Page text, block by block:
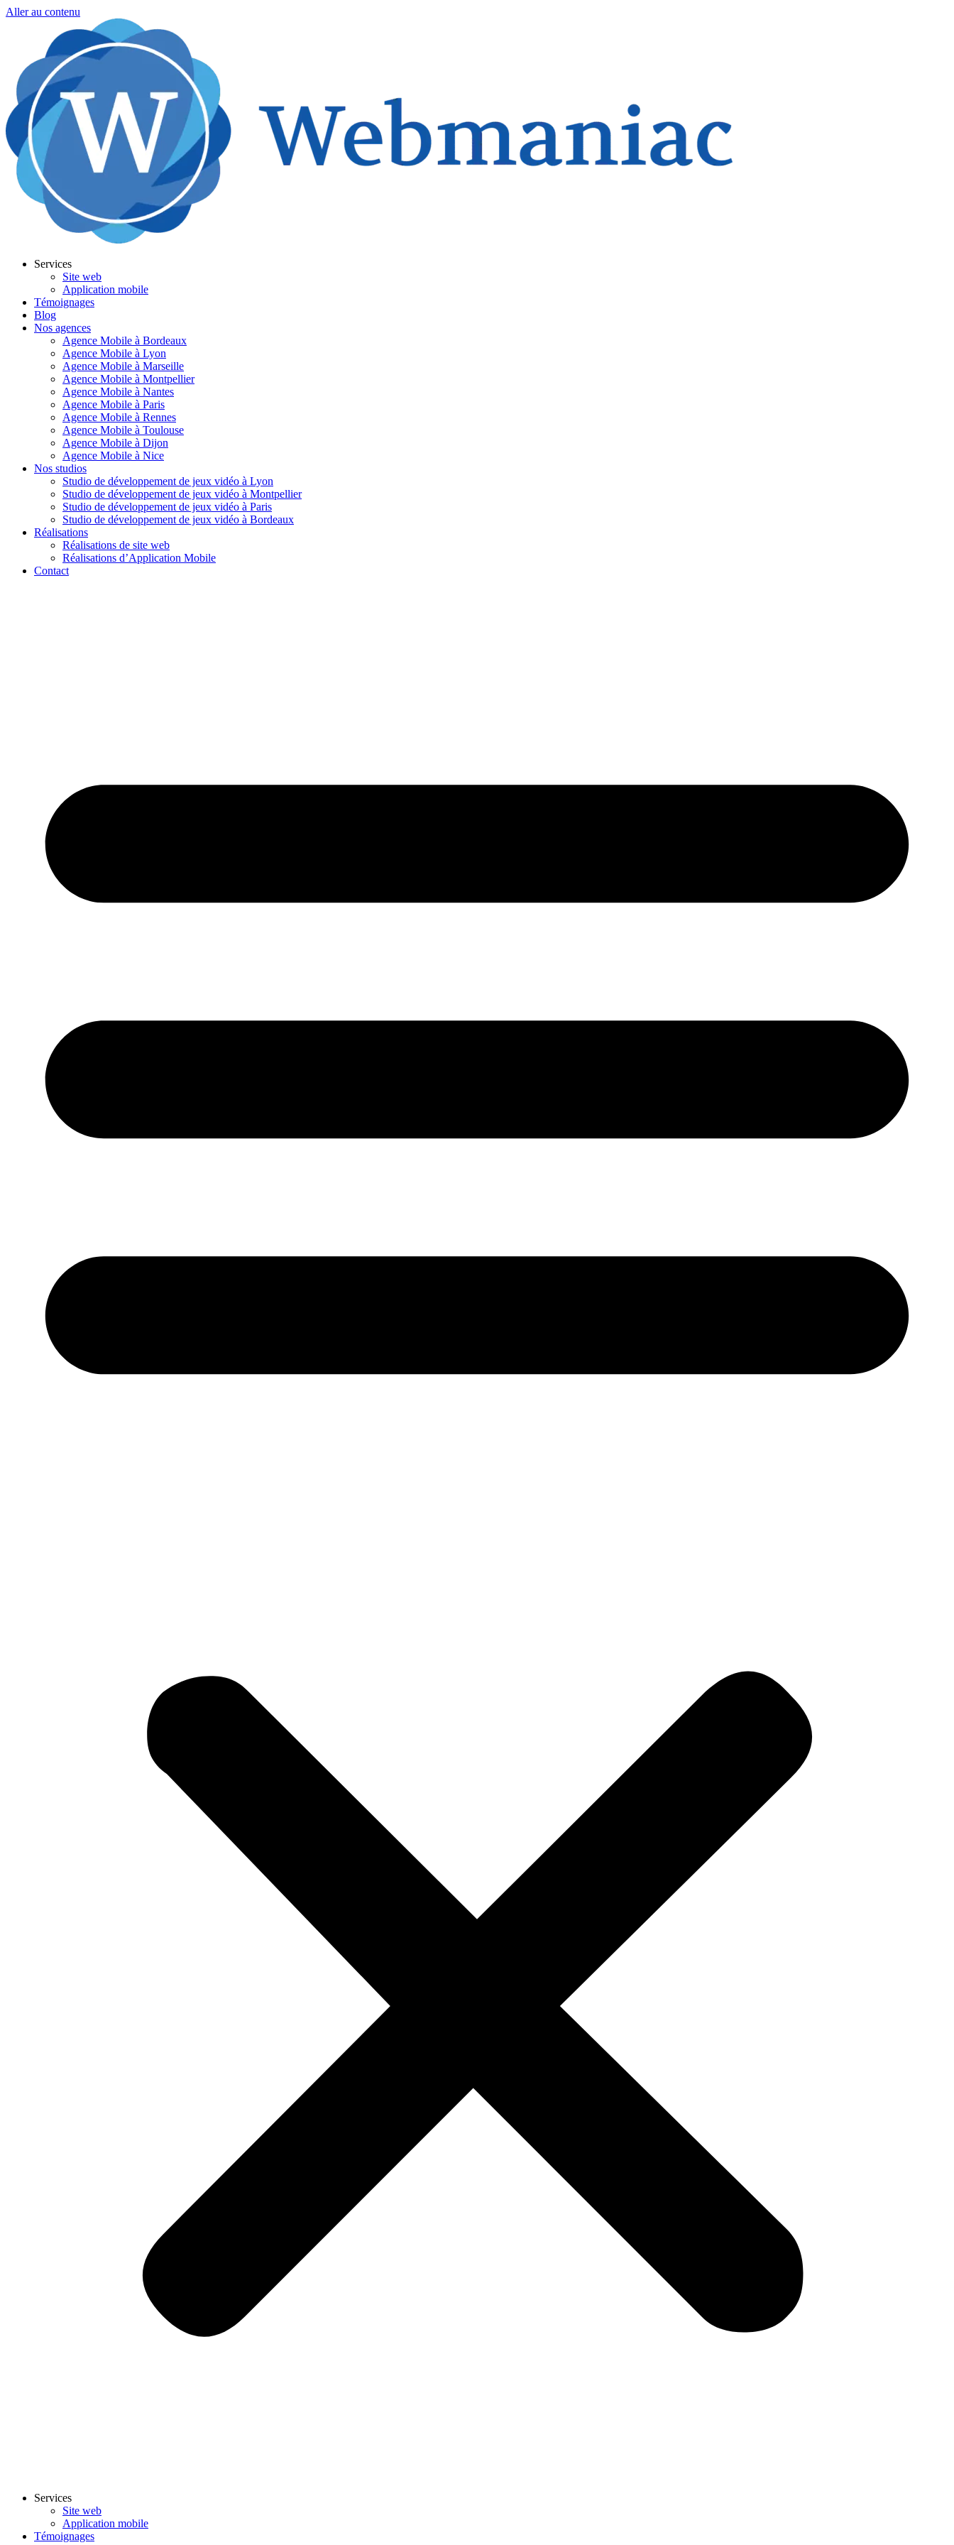
Aller au contenu
Services
Site web
Application mobile
Témoignages
Blog
Nos agences
Agence Mobile à Bordeaux
Agence Mobile à Lyon
Agence Mobile à Marseille
Agence Mobile à Montpellier
Agence Mobile à Nantes
Agence Mobile à Paris
Agence Mobile à Rennes
Agence Mobile à Toulouse
Agence Mobile à Dijon
Agence Mobile à Nice
Nos studios
Studio de développement de jeux vidéo à Lyon
Studio de développement de jeux vidéo à Montpellier
Studio de développement de jeux vidéo à Paris
Studio de développement de jeux vidéo à Bordeaux
Réalisations
Réalisations de site web
Réalisations d’Application Mobile
Contact
Services
Site web
Application mobile
Témoignages